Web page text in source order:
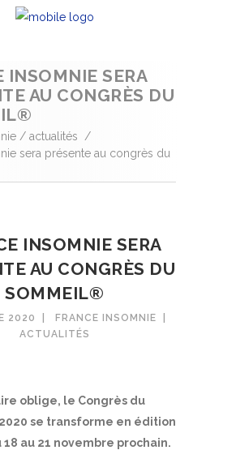
INSOMNIE SERA
AU CONGRÈS DU
/ actualités /
sera présente au congrès du
INSOMNIE SERA
AU CONGRÈS DU
SOMMEIL®
2020
FRANCE INSOMNIE
ACTUALITÉS
oblige, le Congrès du
se transforme en édition
au 21 novembre prochain.